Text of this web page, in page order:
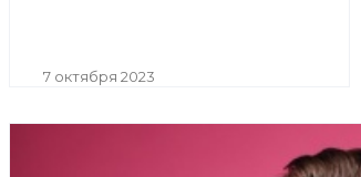
7 октября 2023